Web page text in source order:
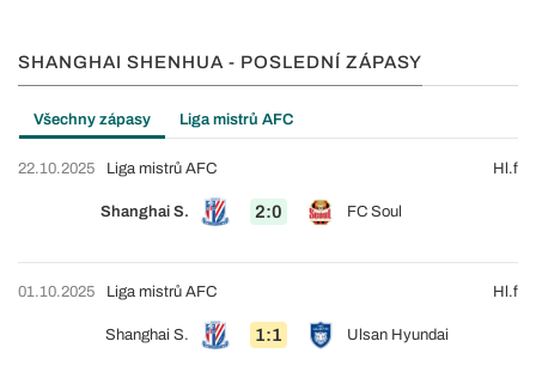
SHANGHAI SHENHUA - POSLEDNÍ ZÁPASY
Všechny zápasy Liga mistrů AFC
22.10.2025
Shanghai S. 2:0 FC Soul
Liga mistrů AFC Hl.f
01.10.2025
Shanghai S. 1:1 Ulsan Hyundai
Liga mistrů AFC Hl.f